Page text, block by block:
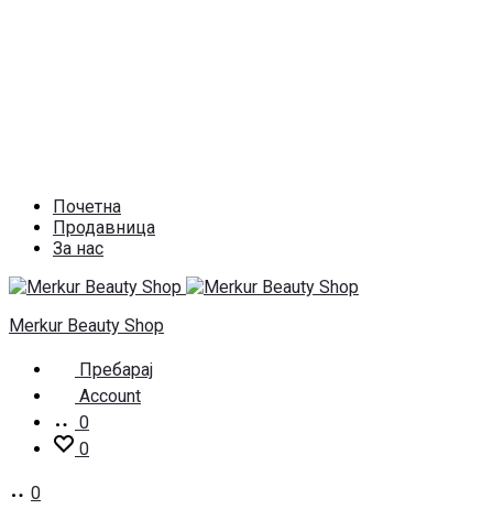
Почетна
Продавница
За нас
Merkur Beauty Shop
Пребарај
Account
0
0
0